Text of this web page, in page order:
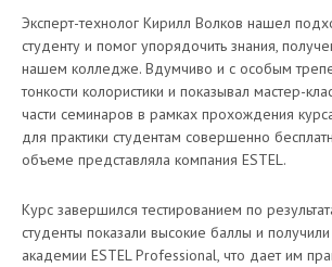
Эксперт-технолог Кирилл Волков нашел
студенту и помог упорядочить знания,
нашем колледже. Вдумчиво и с особым
тонкости колористики и показывал мастер-
части семинаров в рамках прохождения
для практики студентам совершенно
объеме представляла компания ESTEL.
Курс завершился тестированием по
студенты показали высокие баллы и
академии ESTEL Professional, что дает им